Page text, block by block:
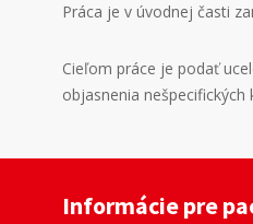
Práca je v úvodnej časti
Cieľom práce je podať
objasnenia
Informácie pre